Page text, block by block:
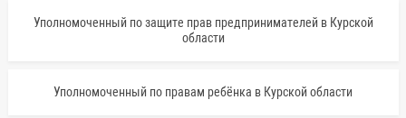
Уполномоченный по защите прав предпринимателей в Курской
области
Уполномоченный по правам ребёнка в Курской области